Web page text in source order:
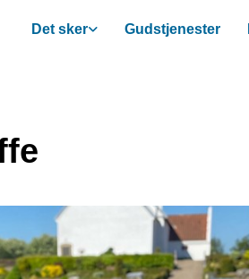
Det sker Gudstjenester